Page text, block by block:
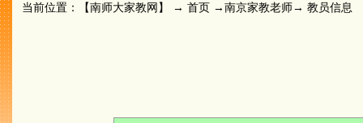
当前位置：【南师大家教网】 → 首页 →南京家教老师→ 教员信息